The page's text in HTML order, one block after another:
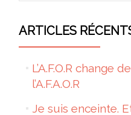
ARTICLES
L’A.F.O.R change
l’A.F.A.O.R
Je suis enceinte.